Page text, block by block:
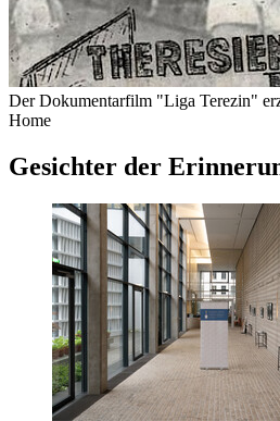
Der Dokumentarfilm "Liga Terezin"
Home
Gesichter der